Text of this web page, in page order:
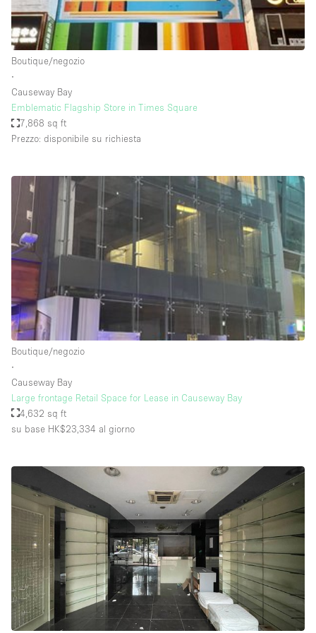
Elettricità
Esposizione di Automobili
Illuminazione
Impianto audiovisivo
Industriale
Licenza per Liquori
Livello strada
Luce Diurna
Parcheggio privato
Piano terra
Raw
Sistema di sicurezza
Smoking Area
Soundproof
Stile Haussmann
Terrace
Tetto / Terrazza
Vetrina
Vista incredibile
Water Access
Boutique/negozio
∙
Causeway Bay
Emblematic Flagship Store in Times Square
7,868 sq ft
Prezzo: disponibile su richiesta
Boutique/negozio
∙
Causeway Bay
Large frontage Retail Space for Lease in Causeway Bay
4,632 sq ft
su base HK$23,334 al giorno